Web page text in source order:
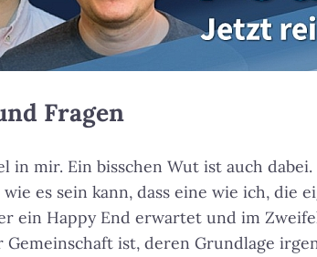
Fragen
in mir. Ein bisschen Wut ist auch
es sein kann, dass eine wie ich, die
ein Happy End erwartet und im
ist, deren Grundlage